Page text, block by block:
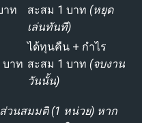
าท
สะสม 1 บาท (หยุด
เล่นทันที)
บาท
ได้ทุนคืน + กำไร
สะสม 1 บาท (จบงาน
วันนั้น)
วนสมมติ (1 หน่วย) หาก